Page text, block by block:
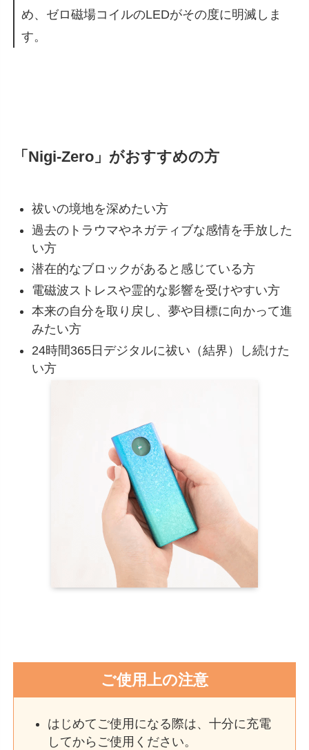
め、 ゼロ磁場コイルのLEDがその度に明滅しま
す。
「Nigi-Zero」がおすすめの方
祓いの境地を深めたい方
過去のトラウマやネガティブな感情を手放した
い方
潜在的なブロックがあると感じている方
電磁波ストレスや霊的な影響を受けやすい方
本来の自分を取り戻し、 夢や目標に向かって進
みたい方
24時間365日デジタルに祓い（結界）し続けた
い方
ご使用上の注意
はじめてご使用になる際は、十分に充電
してからご使用ください。